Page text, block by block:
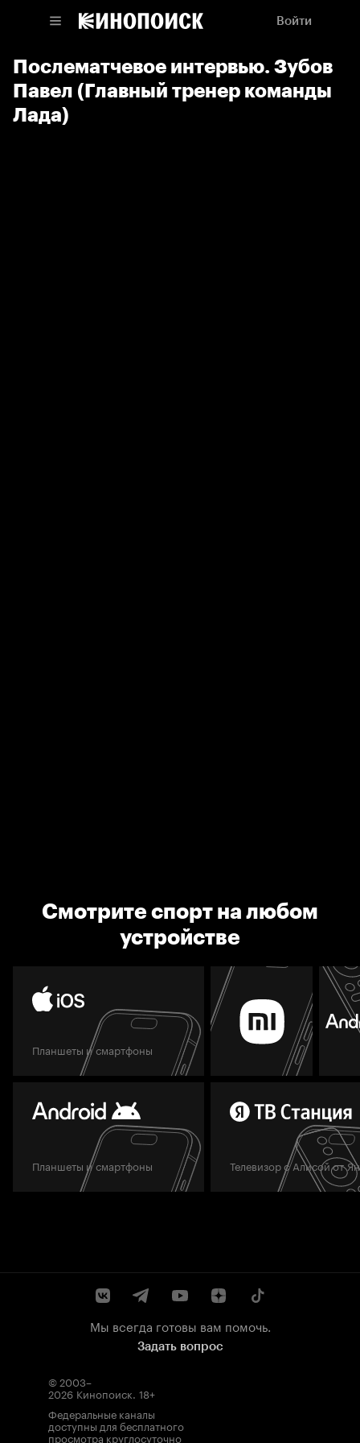
Войти
Послематчевое интервью. Зубов
Павел (Главный тренер команды
Лада)
Смотрите спорт на любом
устройстве
Планшеты и смартфоны
Планшеты и смартфоны Телевизор с Алисой от
Мы всегда готовы вам помочь.
Задать вопрос
© 2003–
2026 Кинопоиск. 18+
Федеральные каналы
доступны для бесплатного
просмотра круглосуточно